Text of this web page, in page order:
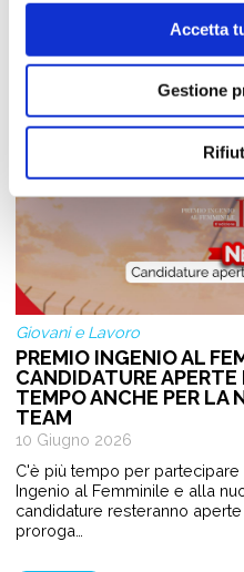
Accetta
Gestione
Giovani e Lavoro
PREMIO INGENIO AL
CANDIDATURE
TEMPO ANCHE PER LA
TEAM
10 Giugno 2026
C'è più tempo per
Ingenio al Femminile e alla
candidature resteranno
proroga…